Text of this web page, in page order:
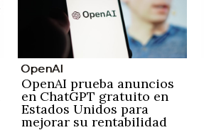
OpenAI
OpenAI prueba anuncios
en ChatGPT gratuito en
Estados Unidos para
mejorar su rentabilidad